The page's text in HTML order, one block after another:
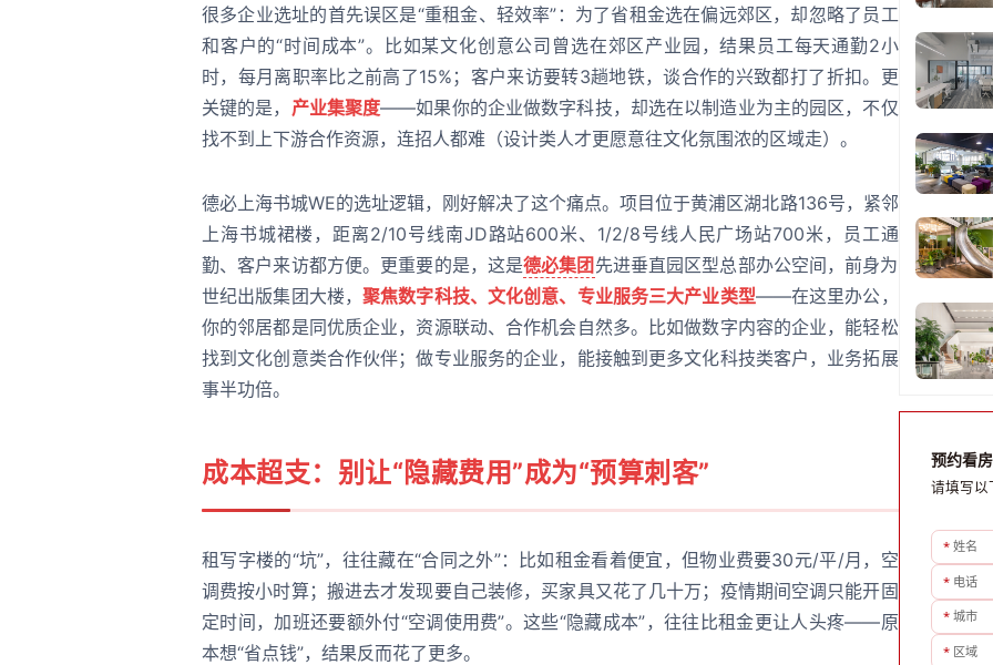
很多企业选址的首先误区是“重租金、轻效率”：为了省租金选在偏远郊区，却忽略了员工
和客户的“时间成本”。比如某文化创意公司曾选在郊区产业园，结果员工每天通勤2小
时，每月离职率比之前高了15%；客户来访要转3趟地铁，谈合作的兴致都打了折扣。更
关键的是， 产业集聚度——如果你的企业做数字科技，却选在以制造业为主的园区，不仅
找不到上下游合作资源，连招人都难（设计类人才更愿意往文化氛围浓的区域走）。
德必上海书城WE的选址逻辑，刚好解决了这个痛点。项目位于黄浦区湖北路136号，紧邻
上海书城裙楼，距离2/10号线南JD路站600米、1/2/8号线人民广场站700米，员工通
勤、客户来访都方便。更重要的是，这是德必集团先进垂直园区型总部办公空间，前身为
世纪出版集团大楼，聚焦数字科技、文化创意、专业服务三大产业类型——在这里办公，
你的邻居都是同优质企业，资源联动、合作机会自然多。比如做数字内容的企业，能轻松
找到文化创意类合作伙伴；做专业服务的企业，能接触到更多文化科技类客户，业务拓展
事半功倍。
成本超支：别让“隐藏费用”成为“预算刺客”
租写字楼的“坑”，往往藏在“合同之外”：比如租金看着便宜，但物业费要30元/平/月，空
调费按小时算；搬进去才发现要自己装修，买家具又花了几十万；疫情期间空调只能开固
定时间，加班还要额外付“空调使用费”。这些“隐藏成本”，往往比租金更让人头疼——原
本想“省点钱”，结果反而花了更多。
预约看房
请填写以
* 姓名
* 电话
* 城市
* 区域